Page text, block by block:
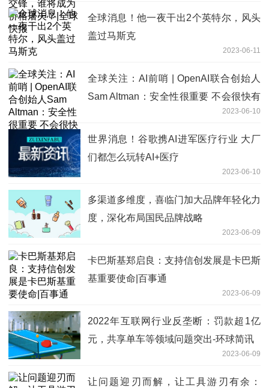
全球消息！他一夜干出2个英特尔，风头
盖过马斯克
2023-06-11
全球关注：AI前哨 | OpenAI联合创始人
Sam Altman：安全性很重要 不会很快有
2023-06-10
世界消息！谷歌携AI进军医疗行业 大厂
们都怎么玩转AI+医疗
2023-06-10
多渠道多维度，喜临门加大品牌年轻化力
度，深化布局国民品牌战略
2023-06-09
卡巴斯基郑启良：支持信创发展是卡巴斯
基重要使命|百事通
2023-06-09
2022年互联网行业反垄断：罚款超1亿
元，共享单车等领域问题突出-环球简讯
2023-06-09
让问题迎刃而解，让工具游刃有余：